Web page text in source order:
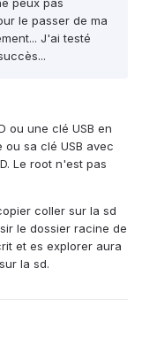
peux pas
le passer de ma
J'ai testé
ou une clé USB en
sa clé USB avec
Le root n'est pas
coller sur la sd
le dossier racine de
et es explorer aura
la sd.